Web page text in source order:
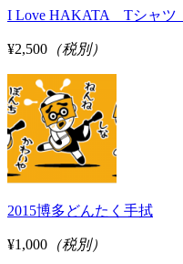
I Love HAKATA Tシャツ
¥2,500 （税別）
2015博多どんたく手拭
¥1,000 （税別）